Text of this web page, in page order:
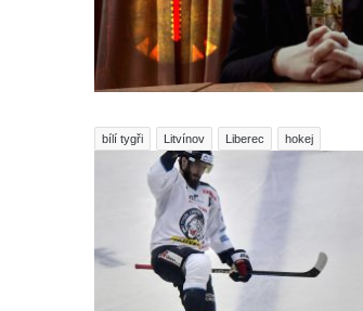
bílí tygři Litvínov Liberec hokej